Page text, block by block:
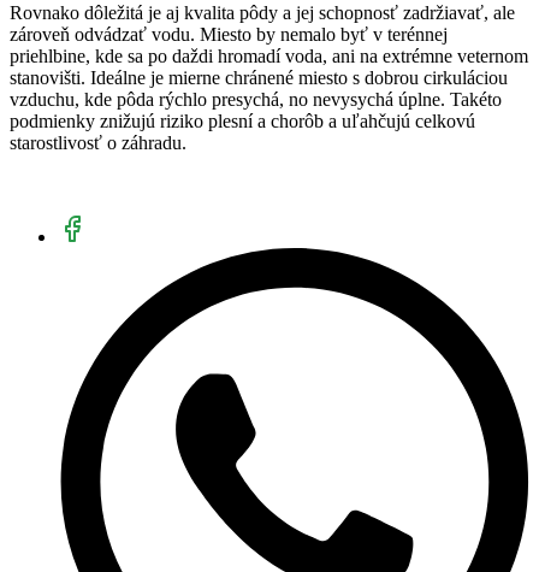
Rovnako dôležitá je aj kvalita pôdy a jej schopnosť zadržiavať, ale
zároveň odvádzať vodu. Miesto by nemalo byť v terénnej
priehlbine, kde sa po daždi hromadí voda, ani na extrémne veternom
stanovišti. Ideálne je mierne chránené miesto s dobrou cirkuláciou
vzduchu, kde pôda rýchlo presychá, no nevysychá úplne. Takéto
podmienky znižujú riziko plesní a chorôb a uľahčujú celkovú
starostlivosť o záhradu.